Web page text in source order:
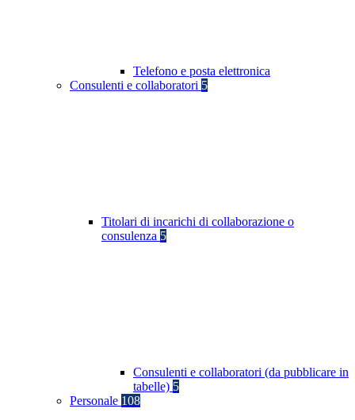
Telefono e posta elettronica
Consulenti e collaboratori 5
Titolari di incarichi di collaborazione o
consulenza 5
Consulenti e collaboratori (da pubblicare in
tabelle) 5
Personale 108